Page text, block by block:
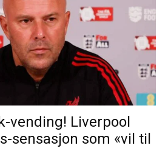
vending! Liverpool
sensasjon som «vil til